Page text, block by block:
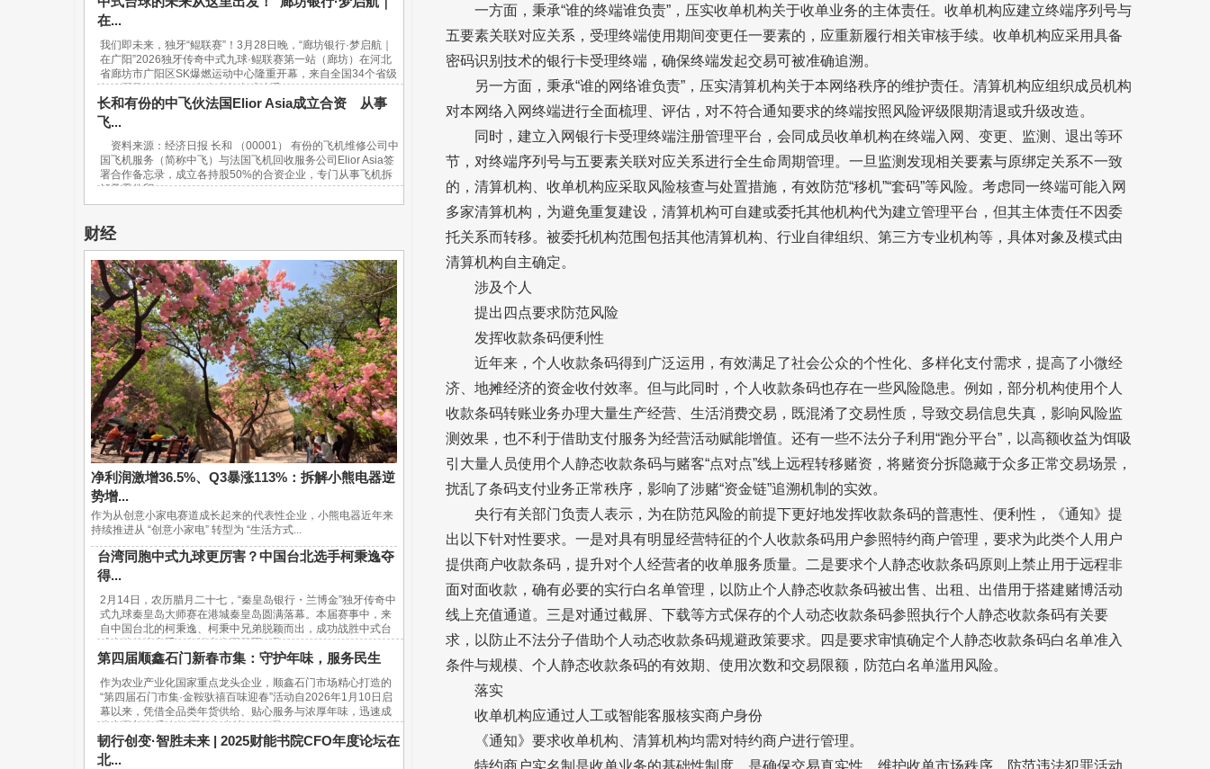
在...
我们即未来，独牙“鲲联赛”！3月28日晚，“廊坊银行·梦启航｜
在广阳”2026独牙传奇中式九球·鲲联赛第一站（廊坊）在河北
省廊坊市广阳区SK爆燃运动中心隆重开幕，来自全国34个省级
行政区及海外的940名青少年台球选手...
长和有份的中飞伙法国Elior Asia成立合资 从事
飞...
资料来源：经济日报 长和 （00001） 有份的飞机维修公司中
国飞机服务（简称中飞）与法国飞机回收服务公司Elior Asia签
署合作备忘录，成立各持股50%的合资企业，专门从事飞机拆
解及零件贸...
财经
净利润激增36.5%、Q3暴涨113%：拆解小熊电器逆
势增...
作为从创意小家电赛道成长起来的代表性企业，小熊电器近年来
持续推进从 “创意小家电” 转型为 “生活方式...
台湾同胞中式九球更厉害？中国台北选手柯秉逸夺
得...
2月14日，农历腊月二十七，“秦皇岛银行・兰博金”独牙传奇中
式九球秦皇岛大师赛在港城秦皇岛圆满落幕。本届赛事中，来
自中国台北的柯秉逸、柯秉中兄弟脱颖而出，成功战胜中式台
球内地传统高手，包揽赛事冠亚军，取...
第四届顺鑫石门新春市集：守护年味，服务民生
作为农业产业化国家重点龙头企业，顺鑫石门市场精心打造的
“第四届石门市集·金鞍驮禧百味迎春”活动自2026年1月10日启
幕以来，凭借全品类年货供给、贴心服务与浓厚年味，迅速成
为市民新春采购的“网红打卡地”。37天...
韧行创变·智胜未来 | 2025财能书院CFO年度论坛在
北...
一方面，秉承“谁的终端谁负责”，压实收单机构关于收单业务的主体责任。收单机构应建立终端序列号与
五要素关联对应关系，受理终端使用期间变更任一要素的，应重新履行相关审核手续。收单机构应采用具备
密码识别技术的银行卡受理终端，确保终端发起交易可被准确追溯。
另一方面，秉承“谁的网络谁负责”，压实清算机构关于本网络秩序的维护责任。清算机构应组织成员机构
对本网络入网终端进行全面梳理、评估，对不符合通知要求的终端按照风险评级限期清退或升级改造。
同时，建立入网银行卡受理终端注册管理平台，会同成员收单机构在终端入网、变更、监测、退出等环
节，对终端序列号与五要素关联对应关系进行全生命周期管理。一旦监测发现相关要素与原绑定关系不一致
的，清算机构、收单机构应采取风险核查与处置措施，有效防范“移机”“套码”等风险。考虑同一终端可能入网
多家清算机构，为避免重复建设，清算机构可自建或委托其他机构代为建立管理平台，但其主体责任不因委
托关系而转移。被委托机构范围包括其他清算机构、行业自律组织、第三方专业机构等，具体对象及模式由
清算机构自主确定。
涉及个人
提出四点要求防范风险
发挥收款条码便利性
近年来，个人收款条码得到广泛运用，有效满足了社会公众的个性化、多样化支付需求，提高了小微经
济、地摊经济的资金收付效率。但与此同时，个人收款条码也存在一些风险隐患。例如，部分机构使用个人
收款条码转账业务办理大量生产经营、生活消费交易，既混淆了交易性质，导致交易信息失真，影响风险监
测效果，也不利于借助支付服务为经营活动赋能增值。还有一些不法分子利用“跑分平台”，以高额收益为饵吸
引大量人员使用个人静态收款条码与赌客“点对点”线上远程转移赌资，将赌资分拆隐藏于众多正常交易场景，
扰乱了条码支付业务正常秩序，影响了涉赌“资金链”追溯机制的实效。
央行有关部门负责人表示，为在防范风险的前提下更好地发挥收款条码的普惠性、便利性，《通知》提
出以下针对性要求。一是对具有明显经营特征的个人收款条码用户参照特约商户管理，要求为此类个人用户
提供商户收款条码，提升对个人经营者的收单服务质量。二是要求个人静态收款条码原则上禁止用于远程非
面对面收款，确有必要的实行白名单管理，以防止个人静态收款条码被出售、出租、出借用于搭建赌博活动
线上充值通道。三是对通过截屏、下载等方式保存的个人动态收款条码参照执行个人静态收款条码有关要
求，以防止不法分子借助个人动态收款条码规避政策要求。四是要求审慎确定个人静态收款条码白名单准入
条件与规模、个人静态收款条码的有效期、使用次数和交易限额，防范白名单滥用风险。
落实
收单机构应通过人工或智能客服核实商户身份
《通知》要求收单机构、清算机构均需对特约商户进行管理。
特约商户实名制是收单业务的基础性制度，是确保交易真实性、维护收单市场秩序、防范违法犯罪活动